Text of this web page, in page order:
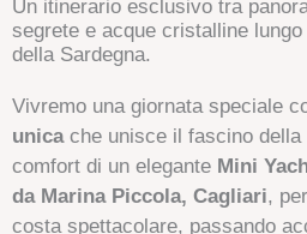
Un itinerario esclusivo tra
segrete e acque cristalline
della Sardegna.
Vivremo una giornata speciale
unicache unisce il fascino della
comfort di un elegante Mini
da Marina Piccola, Cagliari,
costa spettacolare, passando